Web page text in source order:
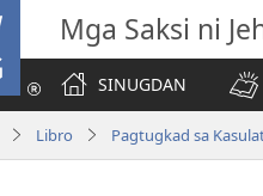
Mga Saksi ni
SINUGDAN
Libro Pagtugkad sa